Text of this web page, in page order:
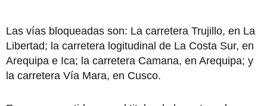
Las vías bloqueadas son: La carretera Trujillo, en La
Libertad; la carretera logitudinal de La Costa Sur, en
Arequipa e Ica; la carretera Camana, en Arequipa; y
la carretera Vía Mara, en Cusco.